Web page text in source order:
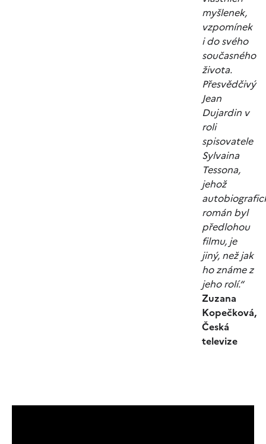
myšlenek,
vzpomínek
i do svého
současného
života.
Přesvědčivý
Jean
Dujardin v
roli
spisovatele
Sylvaina
Tessona,
jehož
román byl
předlohou
filmu, je
jiný, než jak
ho známe z
jeho rolí.“
Zuzana
Kopečková,
Česká
televize